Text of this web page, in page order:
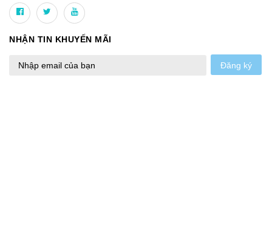
NHẬN TIN KHUYẾN MÃI
Đăng ký